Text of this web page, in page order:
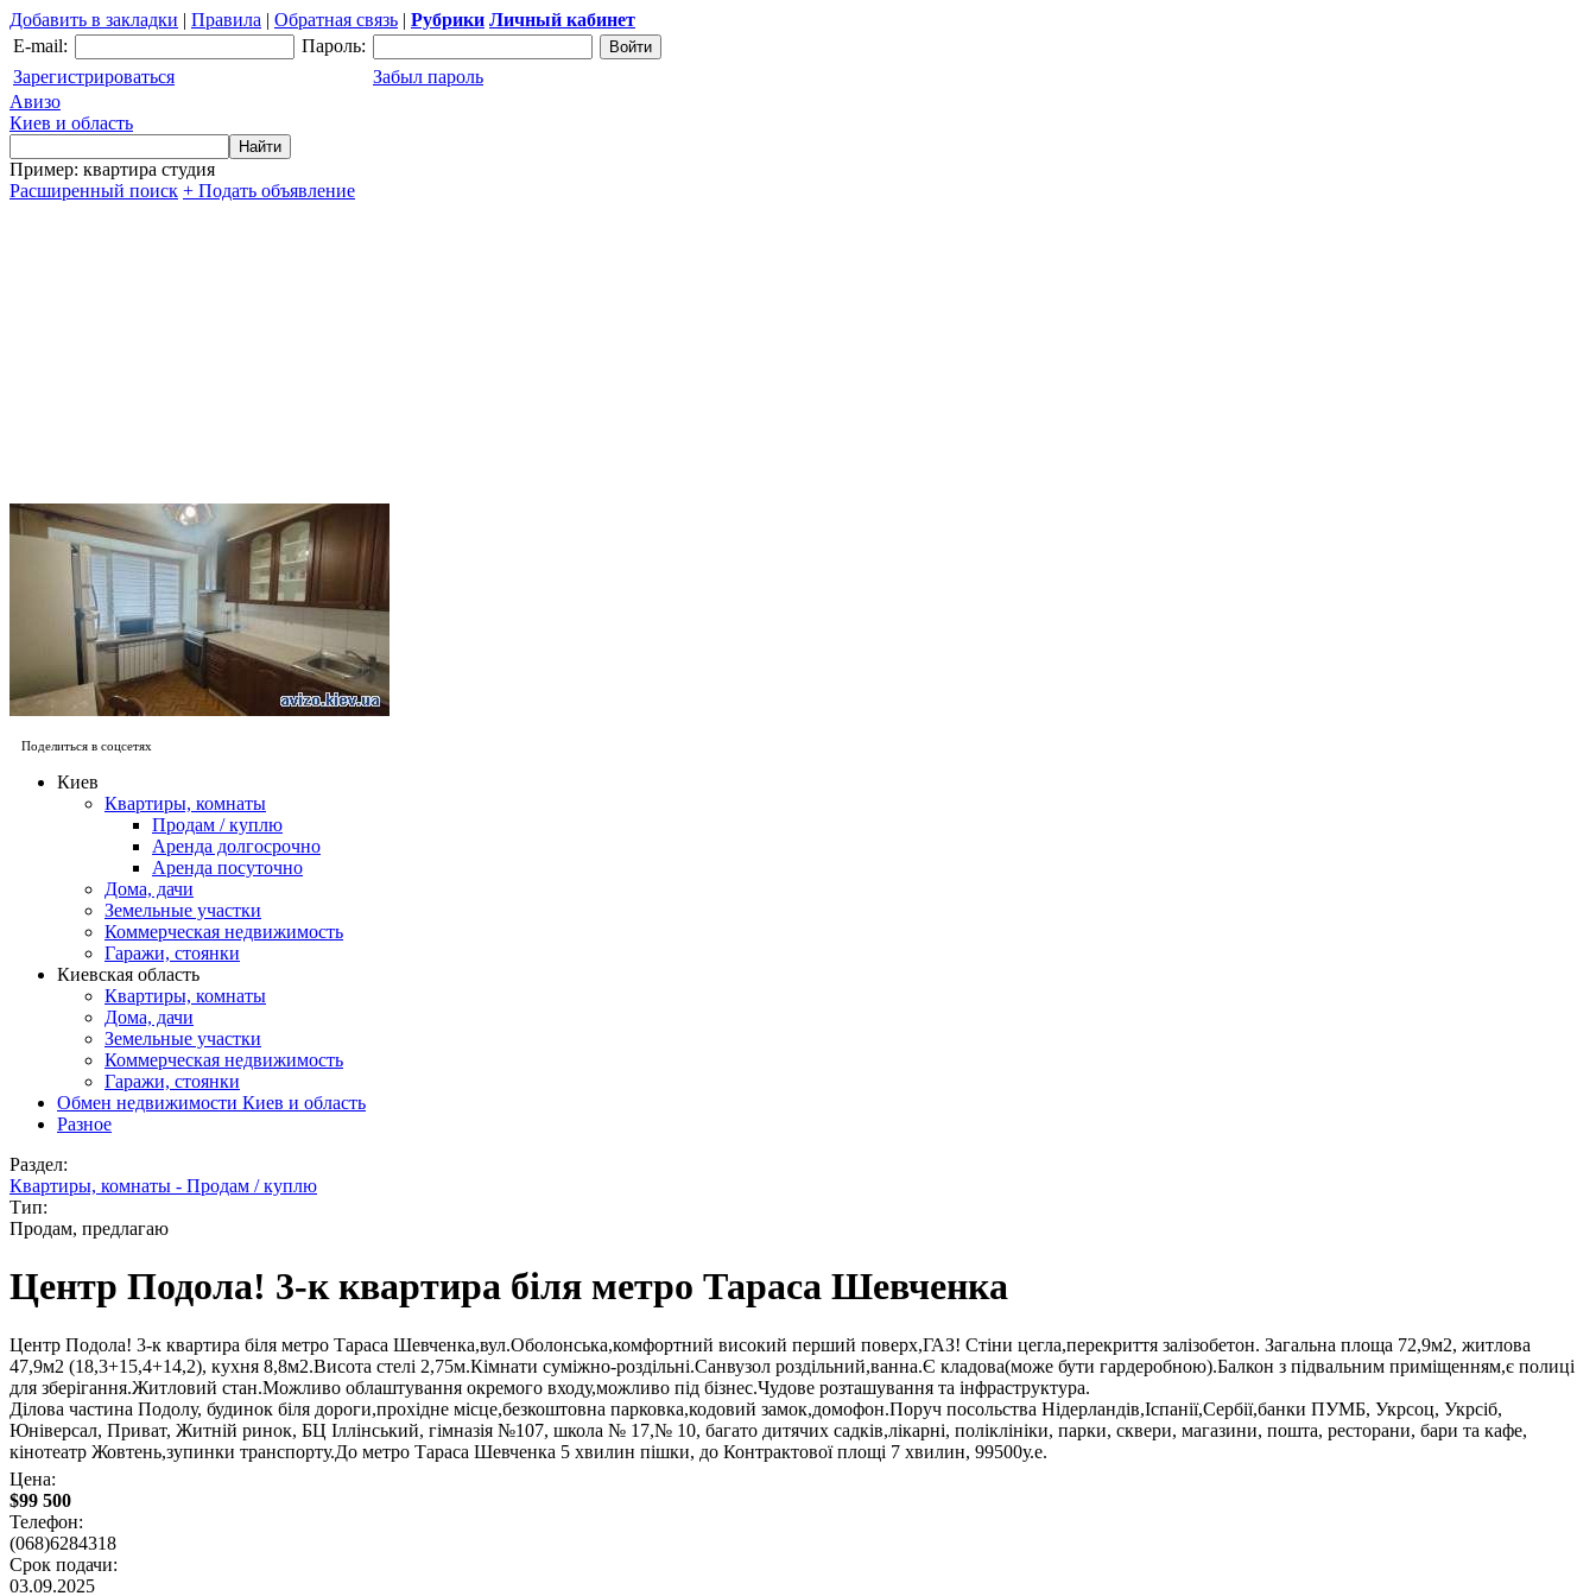
Добавить в закладки | Правила | Обратная связь | Рубрики Личный кабинет
E-mail:
Пароль:
Зарегистрироваться
Забыл пароль
Авизо
Киев и область
Пример: квартира студия
Расширенный поиск + Подать объявление
Поделиться в соцсетях
Киев
Квартиры, комнаты
Продам / куплю
Аренда долгосрочно
Аренда посуточно
Дома, дачи
Земельные участки
Коммерческая недвижимость
Гаражи, стоянки
Киевская область
Квартиры, комнаты
Дома, дачи
Земельные участки
Коммерческая недвижимость
Гаражи, стоянки
Обмен недвижимости Киев и область
Разное
Раздел:
Квартиры, комнаты - Продам / куплю
Тип:
Продам, предлагаю
Центр Подола! 3-к квартира біля метро Тараса Шевченка
Центр Подола! 3-к квартира біля метро Тараса Шевченка,вул.Оболонська,комфортний високий перший поверх,ГАЗ! Стіни цегла,перекриття залізобетон. Загальна площа 72,9м2, житлова
47,9м2 (18,3+15,4+14,2), кухня 8,8м2.Висота стелі 2,75м.Кімнати суміжно-роздільні.Санвузол роздільний,ванна.Є кладова(може бути гардеробною).Балкон з підвальним приміщенням,є полиці
для зберігання.Житловий стан.Можливо облаштування окремого входу,можливо під бізнес.Чудове розташування та інфраструктура.
Ділова частина Подолу, будинок біля дороги,прохідне місце,безкоштовна парковка,кодовий замок,домофон.Поруч посольства Нідерландів,Іспанії,Сербії,банки ПУМБ, Укрсоц, Укрсіб,
Юніверсал, Приват, Житній ринок, БЦ Іллінський, гімназія №107, школа № 17,№ 10, багато дитячих садків,лікарні, поліклініки, парки, сквери, магазини, пошта, ресторани, бари та кафе,
кінотеатр Жовтень,зупинки транспорту.До метро Тараса Шевченка 5 хвилин пішки, до Контрактової площі 7 хвилин, 99500у.е.
Цена:
$99 500
Телефон:
(068)6284318
Срок подачи:
03.09.2025